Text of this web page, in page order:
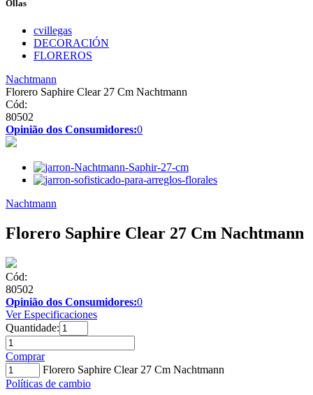
Ollas
cvillegas
DECORACIÓN
FLOREROS
Nachtmann
Florero Saphire Clear 27 Cm Nachtmann
Cód:
80502
Opinião dos Consumidores:0
Nachtmann
Florero Saphire Clear 27 Cm Nachtmann
Cód:
80502
Opinião dos Consumidores:0
Ver Especificaciones
Quantidade:
Comprar
Florero Saphire Clear 27 Cm Nachtmann
Políticas de cambio